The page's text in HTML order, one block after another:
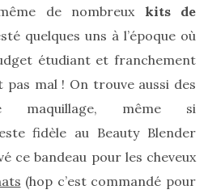
de nombreux kits de
quelques uns à l’époque où
étudiant et franchement
mal ! On trouve aussi des
maquillage, même si
fidèle au Beauty Blender
ce bandeau pour les cheveux
(hop c’est commandé pour